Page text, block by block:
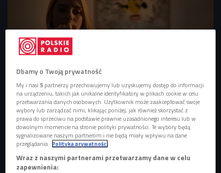
Młodzi dorośli stronią od seksu? Foto: LightField Studios/Shutterstock
Pokolenie Z, wchodząc w dorosłość, przyniosło wiele
zmian - inaczej funkcjonują na rynku pracy, inaczej
korzystają z nowych technologii, ale i inaczej podchodzą do
swojego życia intymnego. Zetki cechuje większa swoboda i
Dbamy o Twoją prywatność
My i nasi5 partnerzy przechowujemy lub uzyskujemy dostęp do informacji
na urządzeniu, takich jak unikalne identyfikatory w plikach cookie w celu
przetwarzania danych osobowych. Użytkownik może zaakceptować swoje
wybory lub zarządzać nimi, klikając poniżej, jak również skorzystać z
prawa do sprzeciwu na podstawie prawnie uzasadnionego interesu lub w
dowolnym momencie na stronie polityki prywatności. Te wybory będą
sygnalizowane naszym partnerom i nie będą miały wpływu na dane
przeglądania. Polityka prywatności
Wraz z naszymi partnerami przetwarzamy dane w celu
zapewnienia: